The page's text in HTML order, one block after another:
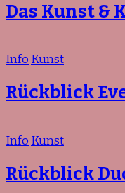
Das Kunst &
Info Kunst
Rückblick
Info Kunst
Rückblick